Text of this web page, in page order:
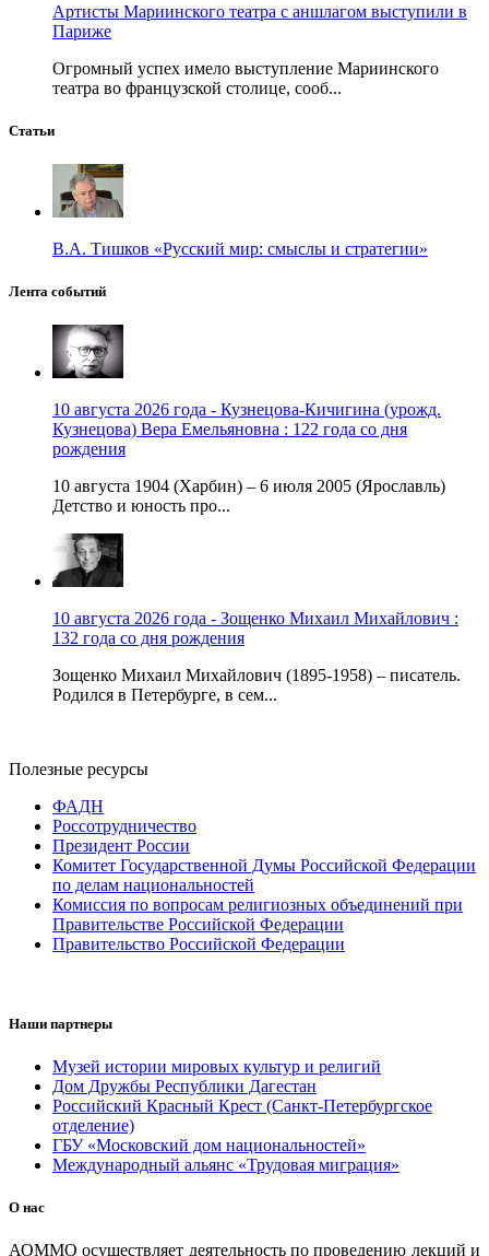
Артисты Мариинского театра с аншлагом выступили в
Париже
Огромный успех имело выступление Мариинского
театра во французской столице, сооб...
Статьи
В.А. Тишков «Русский мир: смыслы и стратегии»
Лента событий
10 августа 2026 года - Кузнецова-Кичигина (урожд.
Кузнецова) Вера Емельяновна : 122 года со дня
рождения
10 августа 1904 (Харбин) – 6 июля 2005 (Ярославль)
Детство и юность про...
10 августа 2026 года - Зощенко Михаил Михайлович :
132 года со дня рождения
Зощенко Михаил Михайлович (1895-1958) – писатель.
Родился в Петербурге, в сем...
Полезные ресурсы
ФАДН
Россотрудничество
Президент России
Комитет Государственной Думы Российской Федерации
по делам национальностей
Комиссия по вопросам религиозных объединений при
Правительстве Российской Федерации
Правительство Российской Федерации
Наши партнеры
Музей истории мировых культур и религий
Дом Дружбы Республики Дагестан
Российский Красный Крест (Санкт-Петербургское
отделение)
ГБУ «Московский дом национальностей»
Международный альянс «Трудовая миграция»
О нас
АОММО осуществляет деятельность по проведению лекций и